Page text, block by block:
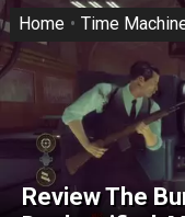
Review The
Home Time